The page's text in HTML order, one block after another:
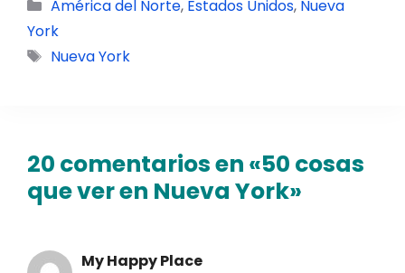
América del Norte, Estados Unidos, Nueva
York
Etiquetas
Nueva York
20 comentarios en «50 cosas
que ver en Nueva York»
My Happy Place